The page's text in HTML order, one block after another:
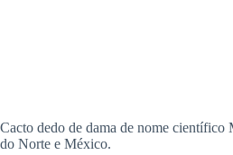
Cacto dedo de dama de nome científico
do Norte e México.